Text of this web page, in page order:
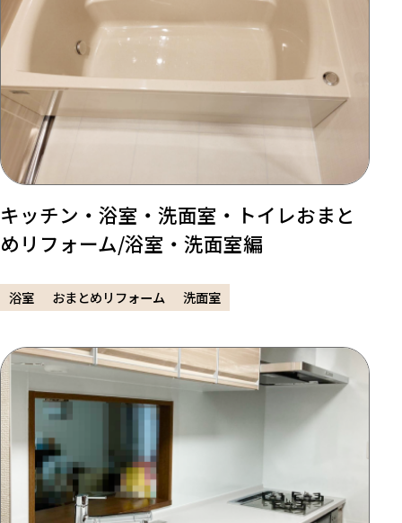
キッチン・浴室・洗面室・トイレおまと
めリフォーム/浴室・洗面室編
浴室 おまとめリフォーム 洗面室